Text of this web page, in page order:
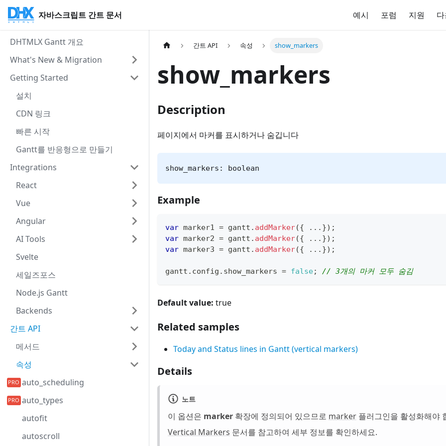
자바스크립트 간트 문서 예시 포럼 지원
DHTMLX Gantt 개요
What's New & Migration
Getting Started
설치
CDN 링크
빠른 시작
Gantt를 반응형으로 만들기
Integrations
React
Vue
Angular
AI Tools
Svelte
세일즈포스
Node.js Gantt
Backends
간트 API
메서드
속성
auto_scheduling
auto_types
autofit
autoscroll
간트 API 속성 show_markers
show_markers
Description
페이지에서 마커를 표시하거나 숨깁니다
show_markers: boolean
Example
var marker1 = gantt . addMarker({ ... }) ;
var marker2 = gantt . addMarker({ ... }) ;
var marker3 = gantt . addMarker({ ... }) ;
gantt . config . show_markers = false; // 3개의 마커 모두 숨김
Default value: true
Related samples
Today and Status lines in Gantt (vertical markers)
Details
노트
이 옵션은 marker 확장에 정의되어 있으므로 marker 플러그인을 활성화해야
Vertical Markers 문서를 참고하여 세부 정보를 확인하세요.